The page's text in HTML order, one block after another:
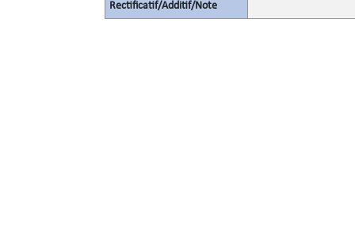
Rectificatif/Additif/Note